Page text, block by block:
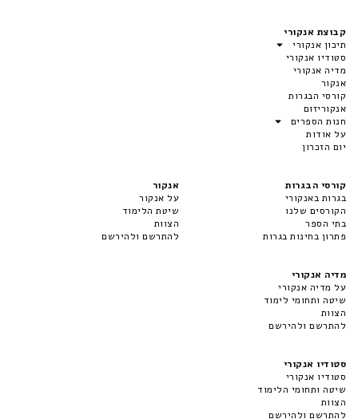
קבוצת אנקורי
תיכון אנקורי
סטודיו אנקורי
מדיה אנקורי
אנקור
קורסי הבגרות
אנקוריזום
חנות הספרים
על אודות
יום הזכרון
קורסי הבגרות
בגרות באנקורי
הקורסים שלנו
בתי הספר
פתרון בחינות בגרות
אנקור
על אנקור
שיטת הלימוד
הצוות
להתרשם ולהירשם
מדיה אנקורי
על מדיה אנקורי
שיטה ותחומי לימוד
הצוות
להתרשם ולהירשם
סטודיו אנקורי
סטודיו אנקורי
שיטה ותחומי הלימוד
הצוות
להתרשם ולהירשם